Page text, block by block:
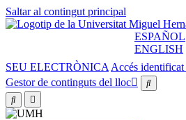
Saltar al contingut principal
ESPAÑOL
ENGLISH
SEU ELECTRÒNICA Accés
Gestor de continguts del lloc